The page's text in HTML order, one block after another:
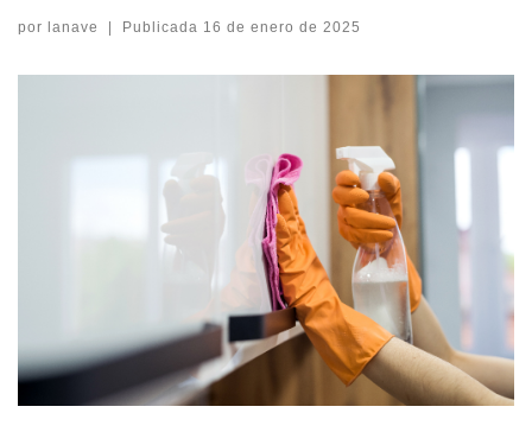
por lanave | Publicada 16 de enero de 2025